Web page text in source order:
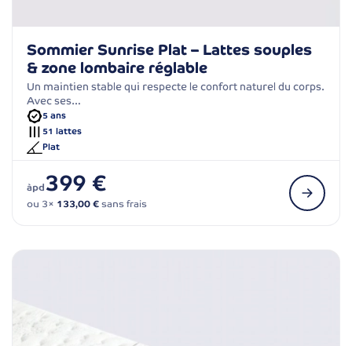
Sommier Sunrise Plat – Lattes souples
& zone lombaire réglable
Un maintien stable qui respecte le confort naturel du corps.
Avec ses…
5 ans
51 lattes
Plat
àpd399 €
ou 3× 133,00 €sans frais